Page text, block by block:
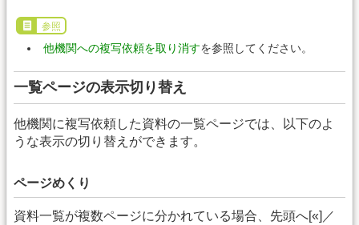
参照
他機関への複写依頼を取り消すを参照してください。
一覧ページの表示切り替え
他機関に複写依頼した資料の一覧ページでは、以下のよ
うな表示の切り替えができます。
ページめくり
資料一覧が複数ページに分かれている場合、先頭へ[«]／